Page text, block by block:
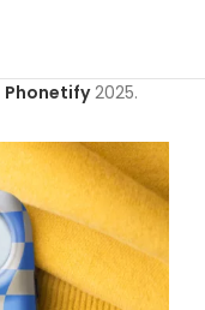
Phonetify2025.